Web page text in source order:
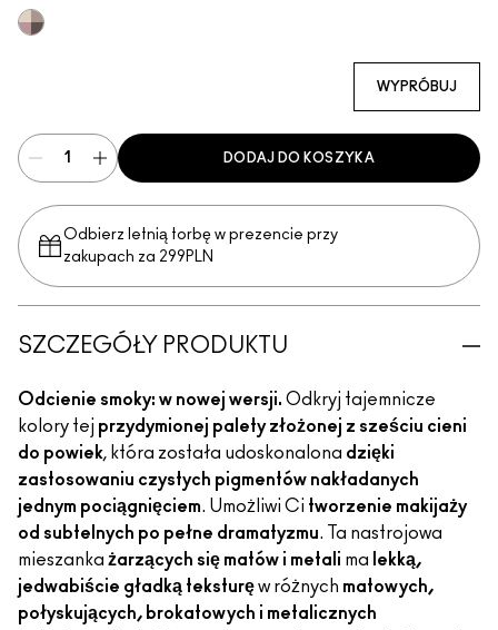
WYPRÓBUJ
DODAJ DO KOSZYKA
Odbierz letnią torbę w prezencie przy
zakupach za 299PLN
SZCZEGÓŁY PRODUKTU
Odcienie smoky: w nowej wersji. Odkryj tajemnicze
kolory tej przydymionej palety złożonej z sześciu cieni
do powiek, która została udoskonalona dzięki
zastosowaniu czystych pigmentów nakładanych
jednym pociągnięciem. Umożliwi Ci tworzenie makijaży
od subtelnych po pełne dramatyzmu. Ta nastrojowa
mieszanka żarzących się matów i metali ma lekką,
jedwabiście gładką teksturęw różnych matowych,
połyskujących, brokatowych i metalicznych